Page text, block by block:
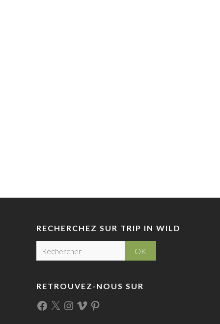
RECHERCHEZ SUR TRIP IN WILD
e
r
RETROUVEZ-NOUS SUR
Facebook
X Instagram
VimeoPinterest